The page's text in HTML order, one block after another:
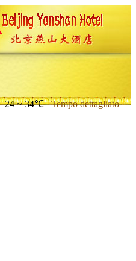
24 ~ 34℃ Tempo dettagliato